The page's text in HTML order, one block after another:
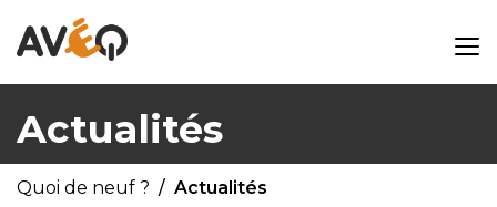
Actualités
Quoi de neuf ? Actualités